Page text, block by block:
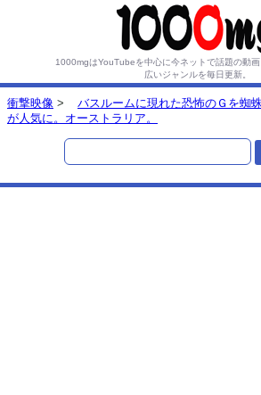
1000mgはYouTubeを中心に今ネットで話題の動画
広いジャンルを毎日更新。
衝撃映像 >
バスルームに現れた恐怖のＧを蜘
が人気に。オーストラリア。